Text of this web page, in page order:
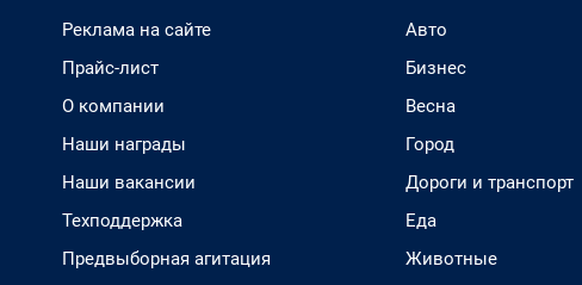
Реклама на сайте
Прайс-лист
О компании
Наши награды
Наши вакансии
Техподдержка
Предвыборная агитация
Авто
Бизнес
Весна
Город
Дороги и транспорт
Еда
Животные